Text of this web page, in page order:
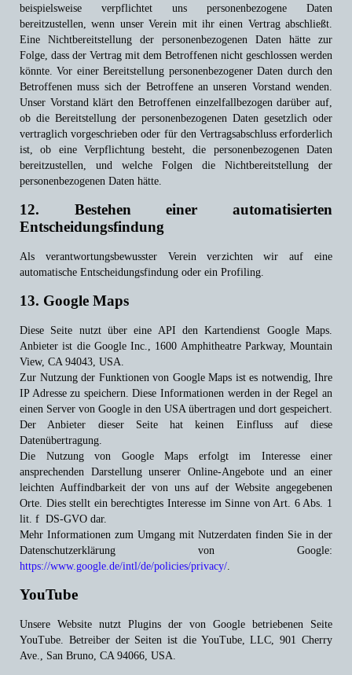
beispielsweise verpflichtet uns personenbezogene Daten
bereitzustellen, wenn unser Verein mit ihr einen Vertrag abschließt.
Eine Nichtbereitstellung der personenbezogenen Daten hätte zur
Folge, dass der Vertrag mit dem Betroffenen nicht geschlossen werden
könnte. Vor einer Bereitstellung personenbezogener Daten durch den
Betroffenen muss sich der Betroffene an unseren Vorstand wenden.
Unser Vorstand klärt den Betroffenen einzelfallbezogen darüber auf,
ob die Bereitstellung der personenbezogenen Daten gesetzlich oder
vertraglich vorgeschrieben oder für den Vertragsabschluss erforderlich
ist, ob eine Verpflichtung besteht, die personenbezogenen Daten
bereitzustellen, und welche Folgen die Nichtbereitstellung der
personenbezogenen Daten hätte.
12. Bestehen einer automatisierten
Entscheidungsfindung
Als verantwortungsbewusster Verein verzichten wir auf eine
automatische Entscheidungsfindung oder ein Profiling.
13. Google Maps
Diese Seite nutzt über eine API den Kartendienst Google Maps.
Anbieter ist die Google Inc., 1600 Amphitheatre Parkway, Mountain
View, CA 94043, USA.
Zur Nutzung der Funktionen von Google Maps ist es notwendig, Ihre
IP Adresse zu speichern. Diese Informationen werden in der Regel an
einen Server von Google in den USA übertragen und dort gespeichert.
Der Anbieter dieser Seite hat keinen Einfluss auf diese
Datenübertragung.
Die Nutzung von Google Maps erfolgt im Interesse einer
ansprechenden Darstellung unserer Online-Angebote und an einer
leichten Auffindbarkeit der von uns auf der Website angegebenen
Orte. Dies stellt ein berechtigtes Interesse im Sinne von Art. 6 Abs. 1
lit. f DS-GVO dar.
Mehr Informationen zum Umgang mit Nutzerdaten finden Sie in der
Datenschutzerklärung von Google:
https://www.google.de/intl/de/policies/privacy/.
YouTube
Unsere Website nutzt Plugins der von Google betriebenen Seite
YouTube. Betreiber der Seiten ist die YouTube, LLC, 901 Cherry
Ave., San Bruno, CA 94066, USA.